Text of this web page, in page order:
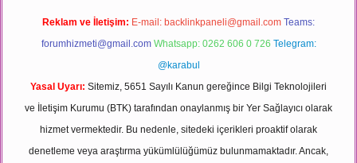
Reklam ve İletişim: E-mail: backlinkpaneli@gmail.com Teams:
forumhizmeti@gmail.com Whatsapp: 0262 606 0 726 Telegram:
@karabul
Yasal Uyarı: Sitemiz, 5651 Sayılı Kanun gereğince Bilgi Teknolojileri
ve İletişim Kurumu (BTK) tarafından onaylanmış bir Yer Sağlayıcı olarak
hizmet vermektedir. Bu nedenle, sitedeki içerikleri proaktif olarak
denetleme veya araştırma yükümlülüğümüz bulunmamaktadır. Ancak,